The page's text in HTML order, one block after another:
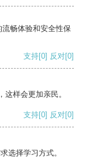
畅体验和安全性保
支持[0] 反对[0]
样会更加亲民。
支持[0] 反对[0]
选择学习方式。